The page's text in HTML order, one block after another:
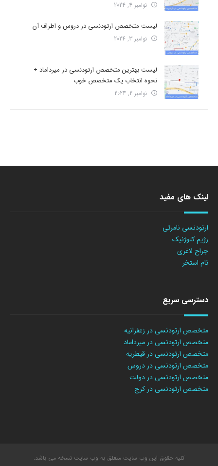
نوامبر 4, 2024
لیست متخصص ارتودنسی در دروس و اطراف آن
نوامبر 3, 2024
لیست بهترین متخصص ارتودنسی در میرداماد +
نحوه انتخاب یک متخصص خوب
نوامبر 2, 2024
لینک های مفید
ارتودنسی نامرئی
رژیم کتوژنیک
جراح لاغری
تام استخر
دسترسی سریع
متخصص ارتودنسی در زعفرانیه
متخصص ارتودنسی در میرداماد
متخصص ارتودنسی در قیطریه
متخصص ارتودنسی در دروس
متخصص ارتودنسی در دولت
متخصص ارتودنسی در کرج
کلیه حقوق این وب سایت متعلق به وب سایت نسخه می باشد.